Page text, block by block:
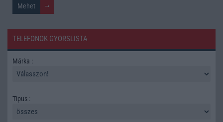
TELEFONOK GYORSLISTA
Márka :
Tipus :